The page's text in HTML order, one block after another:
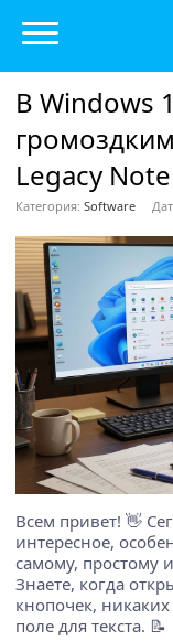
В Windows
Legacy
Категория: Software
Всем привет! 👋
интересное,
самому, простому
Знаете, когда
кнопочек,
поле для текста. 📝